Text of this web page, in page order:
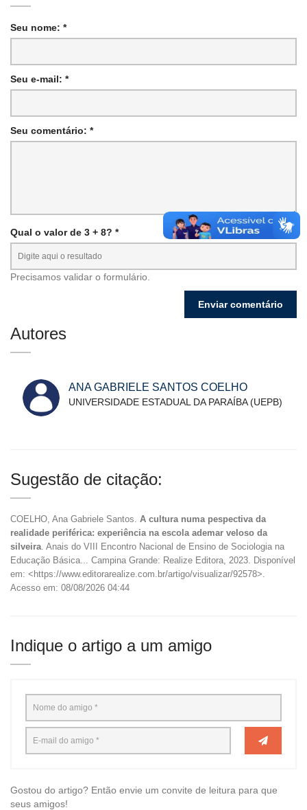
Seu nome: *
Seu e-mail: *
Seu comentário: *
Qual o valor de 3 + 8? *
Precisamos validar o formulário.
Autores
ANA GABRIELE SANTOS COELHO
UNIVERSIDADE ESTADUAL DA PARAÍBA (UEPB)
Sugestão de citação:
COELHO, Ana Gabriele Santos. A cultura numa pespectiva da
realidade periférica: experiência na escola ademar veloso da
silveira . Anais do VIII Encontro Nacional de Ensino de Sociologia na
Educação Básica... Campina Grande: Realize Editora, 2023. Disponível
em: <https://www.editorarealize.com.br/artigo/visualizar/92578>.
Acesso em: 08/08/2026 04:44
Indique o artigo a um amigo
Gostou do artigo? Então envie um convite de leitura para que
seus amigos!